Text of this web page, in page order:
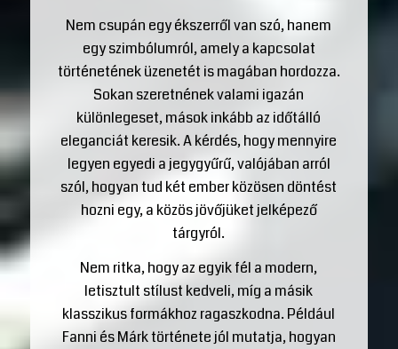
Nem csupán egy ékszerről van szó, hanem
egy szimbólumról, amely a kapcsolat
történetének üzenetét is magában hordozza.
Sokan szeretnének valami igazán
különlegeset, mások inkább az időtálló
eleganciát keresik. A kérdés, hogy mennyire
legyen egyedi a jegygyűrű, valójában arról
szól, hogyan tud két ember közösen döntést
hozni egy, a közös jövőjüket jelképező
tárgyról.
Nem ritka, hogy az egyik fél a modern,
letisztult stílust kedveli, míg a másik
klasszikus formákhoz ragaszkodna. Például
Fanni és Márk története jól mutatja, hogyan